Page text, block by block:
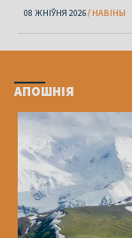
08 ЖНІЎНЯ 2026 НАВІНЫ
АПОШНІЯ